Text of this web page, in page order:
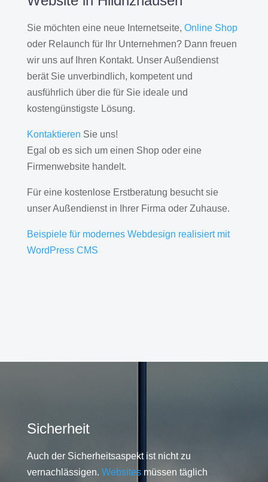
Sie möchten eine neue Internetseite, Online Shop
oder Relaunch für Ihr Unternehmen? Dann freuen
wir uns auf Ihren Kontakt. Unser Außendienst
berät Sie unverbindlich, kompetent und
ausführlich über die für Sie ideale und
kostengünstigste Lösung.
Kontaktieren Sie uns!
Egal ob es sich um einen Shop oder eine
Firmenwebsite handelt.
Für eine kostenlose Erstberatung besucht sie
unser Außendienst in Ihrer Firma oder Zuhause.
Beispiele für modernes Webdesign realisiert mit
WordPress CMS
Sicherheit
Auch der Sicherheitsaspekt ist nicht zu
vernachlässigen. Websitesmüssen täglich